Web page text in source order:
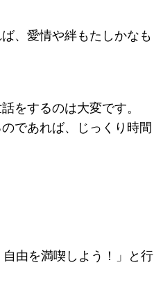
、愛情や絆もたしかなも
をするのは大変です。
であれば、じっくり時間
由を満喫しよう！」と行